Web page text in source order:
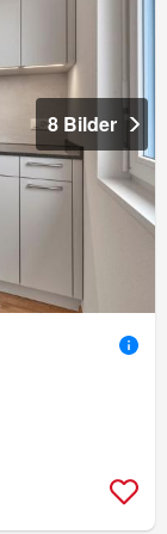
8 Bilder